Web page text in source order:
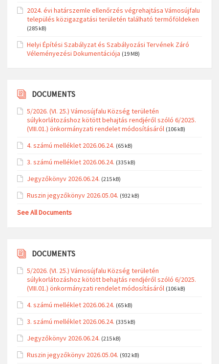
2024. évi határszemle ellenőrzés végrehajtása Vámosújfalu
település közigazgatási területén található termőföldeken
(285 kB)
Helyi Építési Szabályzat és Szabályozási Tervének Záró
Véleményezési Dokumentációja (19 MB)
DOCUMENTS
5/2026. (VI. 25.) Vámosújfalu Község területén
súlykorlátozáshoz kötött behajtás rendjéről szóló 6/2025.
(VIII.01.) önkormányzati rendelet módosításáról (106 kB)
4. számú melléklet 2026.06.24. (65 kB)
3. számú melléklet 2026.06.24. (335 kB)
Jegyzőkönyv 2026.06.24. (215 kB)
Ruszin jegyzőkönyv 2026.05.04. (932 kB)
See All Documents
DOCUMENTS
5/2026. (VI. 25.) Vámosújfalu Község területén
súlykorlátozáshoz kötött behajtás rendjéről szóló 6/2025.
(VIII.01.) önkormányzati rendelet módosításáról (106 kB)
4. számú melléklet 2026.06.24. (65 kB)
3. számú melléklet 2026.06.24. (335 kB)
Jegyzőkönyv 2026.06.24. (215 kB)
Ruszin jegyzőkönyv 2026.05.04. (932 kB)